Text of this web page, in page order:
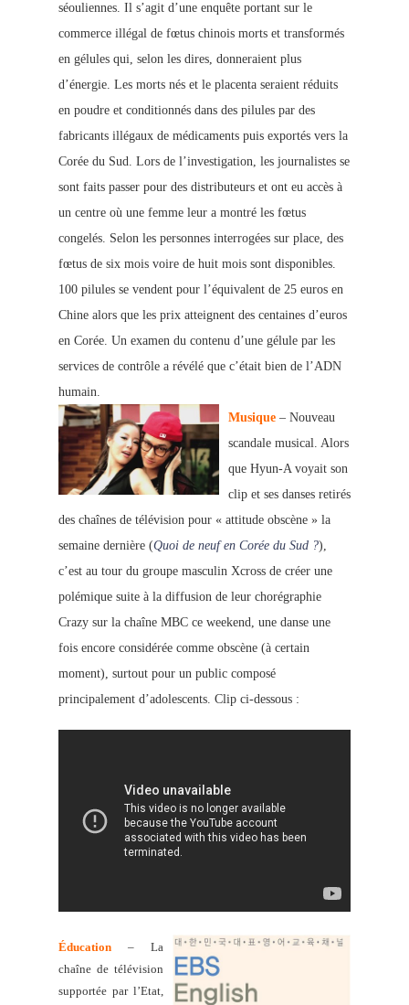
séouliennes. Il s’agit d’une enquête portant sur le
commerce illégal de fœtus chinois morts et transformés
en gélules qui, selon les dires, donneraient plus
d’énergie. Les morts nés et le placenta seraient réduits
en poudre et conditionnés dans des pilules par des
fabricants illégaux de médicaments puis exportés vers la
Corée du Sud. Lors de l’investigation, les journalistes se
sont faits passer pour des distributeurs et ont eu accès à
un centre où une femme leur a montré les fœtus
congelés. Selon les personnes interrogées sur place, des
fœtus de six mois voire de huit mois sont disponibles.
100 pilules se vendent pour l’équivalent de 25 euros en
Chine alors que les prix atteignent des centaines d’euros
en Corée. Un examen du contenu d’une gélule par les
services de contrôle a révélé que c’était bien de l’ADN
humain.
Musique – Nouveau
scandale musical. Alors
que Hyun-A voyait son
clip et ses danses retirés
des chaînes de télévision pour « attitude obscène » la
semaine dernière (Quoi de neuf en Corée du Sud ?),
c’est au tour du groupe masculin Xcross de créer une
polémique suite à la diffusion de leur chorégraphie
Crazy sur la chaîne MBC ce weekend, une danse une
fois encore considérée comme obscène (à certain
moment), surtout pour un public composé
principalement d’adolescents. Clip ci-dessous :
Éducation – La
chaîne de télévision
supportée par l’Etat,